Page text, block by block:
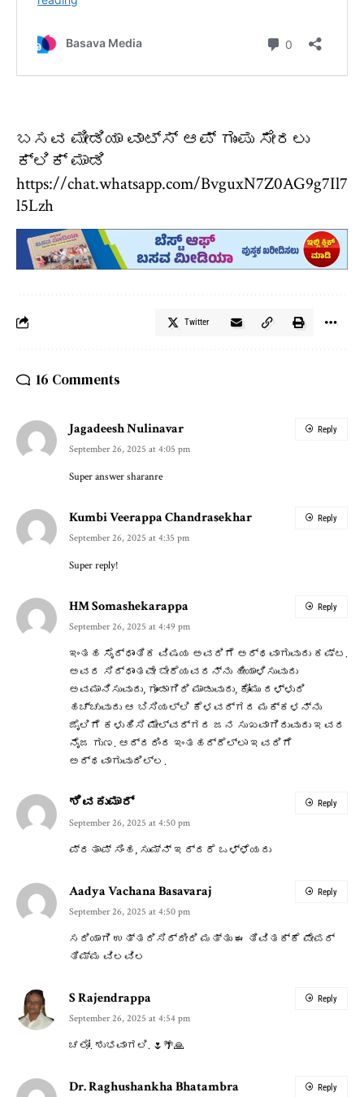
ಬಸವ ಮೀಡಿಯಾ ವಾಟ್ಸ್ ಆಪ್ ಗುಂಪು ಸೇರಲು
ಕ್ಲಿಕ್ ಮಾಡಿ
https://chat.whatsapp.com/BvguxN7Z0AG9g7Il7
l5Lzh
Twitter
16 Comments
Jagadeesh Nulinavar
September 26, 2025 at 4:05 pm
Super answer sharanre
Reply
Kumbi Veerappa Chandrasekhar
September 26, 2025 at 4:35 pm
Super reply!
Reply
HM Somashekarappa
September 26, 2025 at 4:49 pm
ಇಂತಹ ಸೈದ್ಧಾಂತಿಕ ವಿಷಯ ಅವರಿಗೆ ಅರ್ಥವಾಗುವುದು ಕಷ್ಟ.
ಅವರ ಸಿದ್ಧಾಂತವೇ ಬೇರೆಯವರನ್ನು ಹೀಯಾಳಿಸುವುದು
ಅವಮಾನಿಸುವುದು, ಗೂಂಡಾಗಿರಿ ಮಾಡುವುದು, ಕೋಮು ದಳ್ಳುರಿ
ಹಚ್ಚುವುದು ಆ ಬಿಸಿಯಲ್ಲಿ ಕೆಳವರ್ಗದ ಮಕ್ಕಳನ್ನು
ಜೈಲಿಗೆ ಕಳುಹಿಸಿ ಮೇಲ್ವರ್ಗದ ಜನ ಸುಖವಾಗಿರುವುದು ಇವರ
ನೈಜ ಗುಣ. ಆದ್ದರಿಂದ ಇಂತಹದ್ದೆಲ್ಲಾ ಇವರಿಗೆ
ಅರ್ಥವಾಗುವುದಿಲ್ಲ.
Reply
ಶಿವಕುಮಾರ್
September 26, 2025 at 4:50 pm
ಪ್ರತಾಪ್ ಸಿಂಹ, ಸುಮ್ನ್ ಇದ್ದರೆ ಒಳ್ಳೆಯದು
Reply
Aadya Vachana Basavaraj
September 26, 2025 at 4:50 pm
ಸರಿಯಾಗಿ ಉತ್ತರಿಸಿದ್ದೀರಿ ಮತ್ತು ಈ ತಿವಿತಕ್ಕೆ ಪೇಪರ್
ತಿಮ್ಮ ವಿಲವಿಲ
Reply
S Rajendrappa
September 26, 2025 at 4:54 pm
ಚಲೋ. ಶುಭವಾಗಲಿ. 🌷🌴🙏
Reply
Dr. Raghushankha Bhatambra Reply